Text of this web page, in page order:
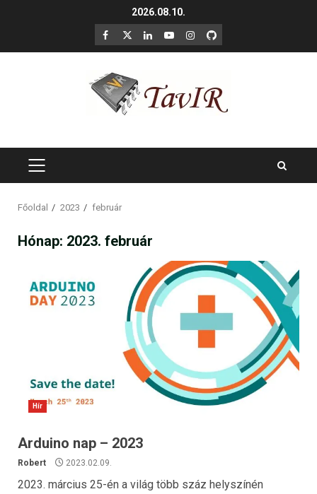
2026.08.10.
F X LinkedIn
YouTubeInstagram
GitHub
PRIMARY
Főoldal 2023 február
Hónap: 2023. február
Hír
Arduino nap – 2023
Robert 2023.02.09.
2023. március 25-én a világ több száz helyszínén